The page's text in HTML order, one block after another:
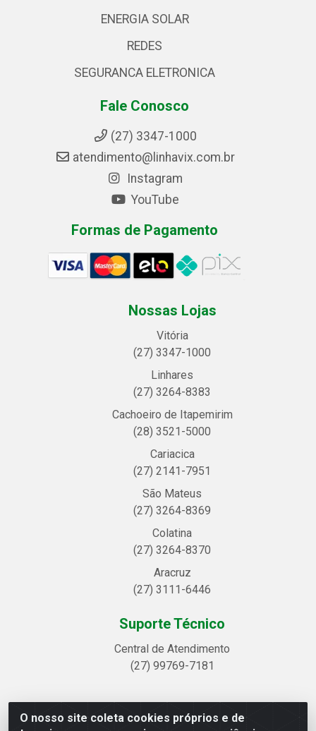
O nosso site coleta cookies próprios e de
ENERGIA SOLAR
REDES
SEGURANCA ELETRONICA
Fale Conosco
(27) 3347-1000
atendimento@linhavix.com.br
Instagram
YouTube
Formas de Pagamento
Nossas Lojas
Vitória
(27) 3347-1000
Linhares
(27) 3264-8383
Cachoeiro de Itapemirim
(28) 3521-5000
Cariacica
(27) 2141-7951
São Mateus
(27) 3264-8369
Colatina
(27) 3264-8370
Aracruz
(27) 3111-6446
Suporte Técnico
Central de Atendimento
(27) 99769-7181
Linhavix Distribuidora LTDA - Avenida Alegre, 2521 -